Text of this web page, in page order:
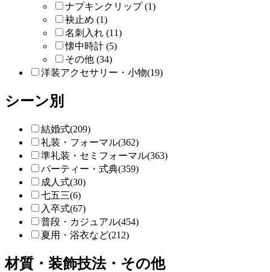
ナプキンクリップ (1)
袂止め (1)
名刺入れ (11)
懐中時計 (5)
その他 (34)
洋装アクセサリー・小物(19)
シーン別
結婚式(209)
礼装・フォーマル(362)
準礼装・セミフォーマル(363)
パーティー・式典(359)
成人式(30)
七五三(6)
入卒式(67)
普段・カジュアル(454)
夏用・浴衣など(212)
材質・装飾技法・その他